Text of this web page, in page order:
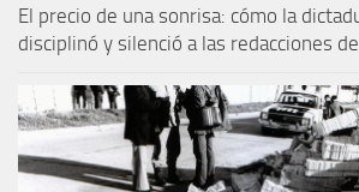
El precio de una sonrisa: cómo la
disciplinó y silenció a las redacciones